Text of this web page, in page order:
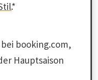
*
booking.com,
Hauptsaison